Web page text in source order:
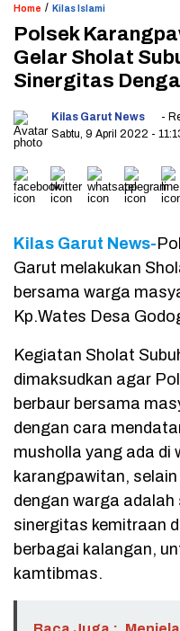
Home / Kilas Islami
Polsek
Gelar Sholat
Sinergitas
Kilas Garut News
-
Sabtu, 9 April 2022 -
Kilas Garut News-
Garut melakukan
bersama warga
Kp.Wates Desa
Kegiatan Sholat
dimaksudkan agar
berbaur bersama
dengan cara
musholla yang ada di
karangpawitan,
dengan warga adalah
sinergitas kemitraan
berbagai kalangan,
kamtibmas.